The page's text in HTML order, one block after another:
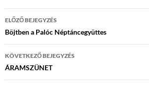
Bejegyzés
navigáció
ELŐZŐ BEJEGYZÉS
Böjtben a Palóc Néptáncegyüttes
KÖVETKEZŐ BEJEGYZÉS
ÁRAMSZÜNET